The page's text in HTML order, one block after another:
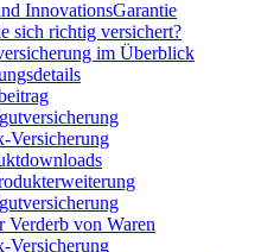
InnovationsGarantie
sich richtig versichert?
im Überblick
Versicherung
Verderb von Waren
Versicherung